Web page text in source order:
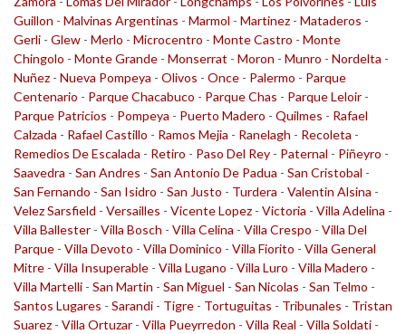
Guillon - Malvinas Argentinas - Marmol - Martinez - Mataderos -
Gerli - Glew - Merlo - Microcentro - Monte Castro - Monte
Chingolo - Monte Grande - Monserrat - Moron - Munro - Nordelta -
Nuñez - Nueva Pompeya - Olivos - Once - Palermo - Parque
Centenario - Parque Chacabuco - Parque Chas - Parque Leloir -
Parque Patricios - Pompeya - Puerto Madero - Quilmes - Rafael
Calzada - Rafael Castillo - Ramos Mejia - Ranelagh - Recoleta -
Remedios De Escalada - Retiro - Paso Del Rey - Paternal - Piñeyro -
Saavedra - San Andres - San Antonio De Padua - San Cristobal -
San Fernando - San Isidro - San Justo - Turdera - Valentin Alsina -
Velez Sarsfield - Versailles - Vicente Lopez - Victoria - Villa Adelina -
Villa Ballester - Villa Bosch - Villa Celina - Villa Crespo - Villa Del
Parque - Villa Devoto - Villa Dominico - Villa Fiorito - Villa General
Mitre - Villa Insuperable - Villa Lugano - Villa Luro - Villa Madero -
Villa Martelli - San Martin - San Miguel - San Nicolas - San Telmo -
Santos Lugares - Sarandi - Tigre - Tortuguitas - Tribunales - Tristan
Suarez - Villa Ortuzar - Villa Pueyrredon - Villa Real - Villa Soldati -